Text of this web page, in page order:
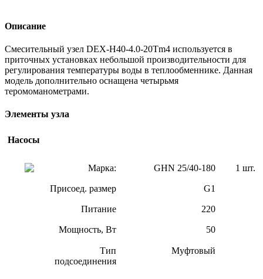
Описание
Смесительный узел DEX-H40-4.0-20Tm4 используется в
приточных установках небольшой производительности для
регулирования температуры воды в теплообменнике. Данная
модель дополнительно оснащена четырьмя
теромоманометрами.
Элементы узла
Насосы
Марка: GHN 25/40-180 1 шт.
Присоед. размер G1
Питание 220
Мощность, Вт 50
Тип
подсоединения
Муфтовый